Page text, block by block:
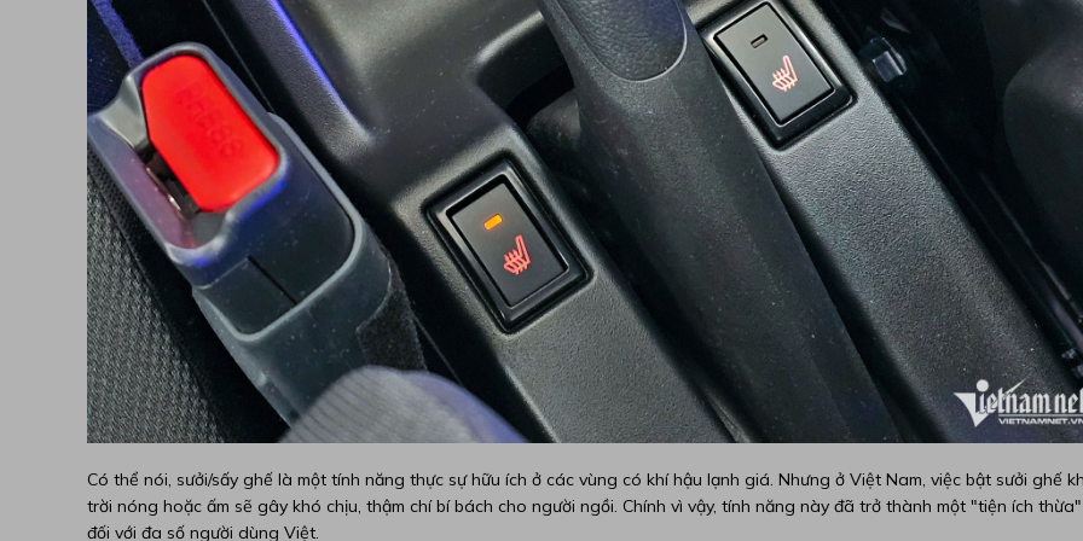
Có thể nói, sưởi/sấy ghế là một tính năng thực sự hữu ích ở các vùng có khí hậu lạnh giá. Nhưng ở Việt Nam, việc bật sưởi ghế
trời nóng hoặc ấm sẽ gây khó chịu, thậm chí bí bách cho người ngồi. Chính vì vậy, tính năng này đã trở thành một "tiện ích thừa"
đối với đa số người dùng Việt.